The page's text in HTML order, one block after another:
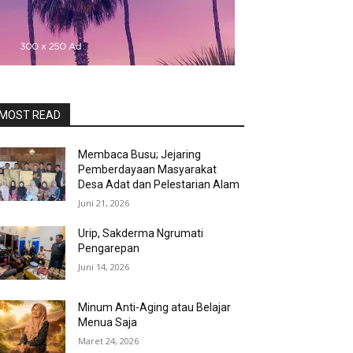
READ
Membaca Busu; Jejaring
Pemberdayaan Masyarakat
Desa Adat dan Pelestarian Alam
Juni 21, 2026
Urip, Sakderma Ngrumati
Pengarepan
Juni 14, 2026
Minum Anti-Aging atau Belajar
Menua Saja
Maret 24, 2026